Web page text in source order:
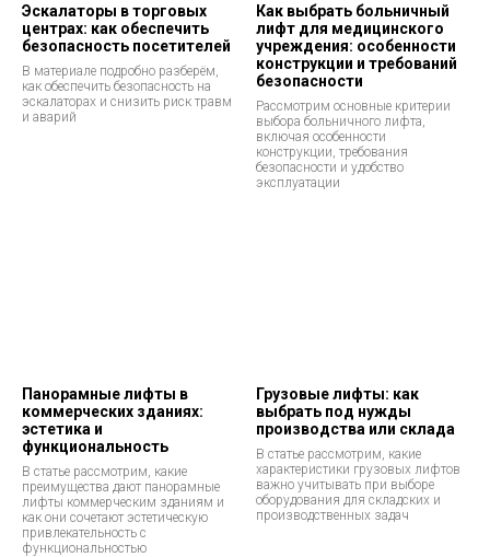
Эскалаторы в торговых
центрах: как обеспечить
безопасность посетителей
В материале подробно разберём,
как обеспечить безопасность на
эскалаторах и снизить риск травм
и аварий
Как выбрать больничный
лифт для медицинского
учреждения: особенности
конструкции и требований
безопасности
Рассмотрим основные критерии
выбора больничного лифта,
включая особенности
конструкции, требования
безопасности и удобство
эксплуатации
Панорамные лифты в
коммерческих зданиях:
эстетика и
функциональность
В статье рассмотрим, какие
преимущества дают панорамные
лифты коммерческим зданиям и
как они сочетают эстетическую
привлекательность с
функциональностью
Грузовые лифты: как
выбрать под нужды
производства или склада
В статье рассмотрим, какие
характеристики грузовых лифтов
важно учитывать при выборе
оборудования для складских и
производственных задач